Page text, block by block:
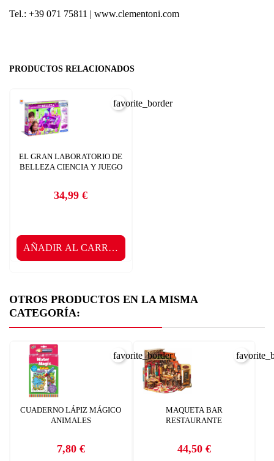
Tel.: +39 071 75811 | www.clementoni.com
PRODUCTOS RELACIONADOS
34,99 €
AÑADIR AL CARRITO
favorite_border
OTROS PRODUCTOS EN LA MISMA
CATEGORÍA:
favorite_border